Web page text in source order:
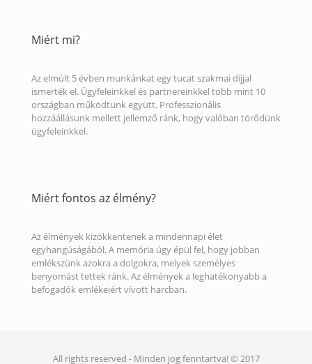
Miért mi?
Az elmúlt 5 évben munkánkat egy tucat szakmai díjjal
ismerték el. Ügyfeleinkkel és partnereinkkel több mint 10
országban működtünk együtt. Professzionális
hozzáállásunk mellett jellemző ránk, hogy valóban törődünk
ügyfeleinkkel.
Miért fontos az élmény?
Az élmények kizökkentenek a mindennapi élet
egyhangúságából. A memória úgy épül fel, hogy jobban
emlékszünk azokra a dolgokra, melyek személyes
benyomást tettek ránk. Az élmények a leghatékonyabb a
befogadók emlékeiért vívott harcban.
All rights reserved - Minden jog fenntartva! © 2017